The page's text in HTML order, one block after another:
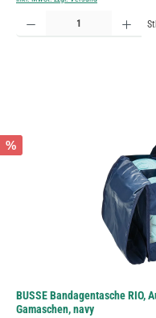
Produkt Anzahl: Gib den gewünschten
%
BUSSE Bandagentasche RIO,
Gamaschen, navy